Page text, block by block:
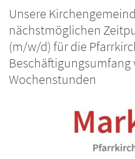
Unsere
nächstmöglichen
(m/w/d) für die
Beschäftigungsumfang
Wochenstunden